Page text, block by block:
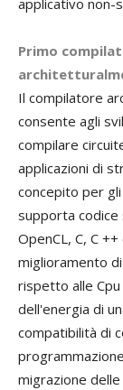
applicativo non-
Primo
Il compilatore
consente agli
compilare
applicazioni di
concepito per
supporta codice
OpenCL, C, C
miglioramento
rispetto alle
dell'energia di
compatibilità di
migrazione delle